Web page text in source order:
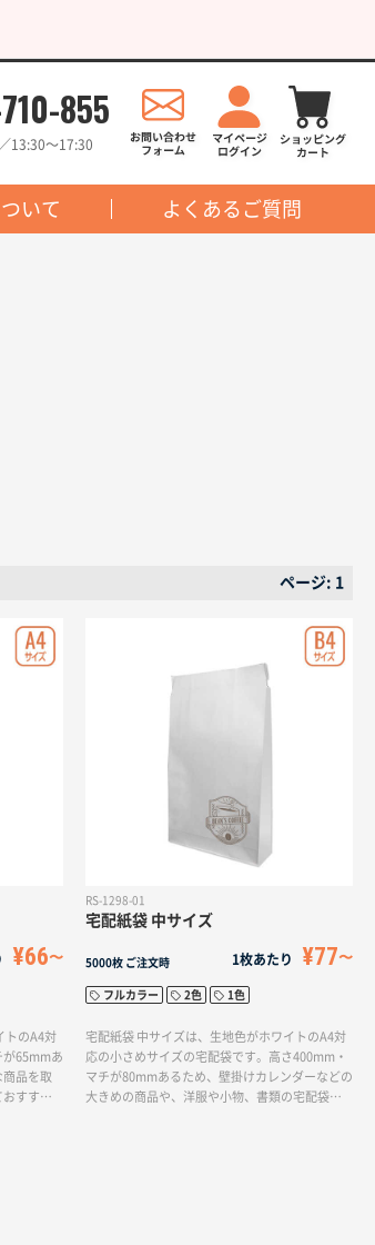
855
13:30〜17:30
いて よくあるご質問
ページ: 1
¥66
トのA4対
が65mmあ
商品を取
おすすめ
RS-1298-01
宅配紙袋 中サイズ
5000枚 ご注文時 1枚あたり ¥77
フルカラー 2色 1色
宅配紙袋 中サイズは、生地色がホワイトのA4対
応の小さめサイズの宅配袋です。高さ400mm・
マチが80mmあるため、壁掛けカレンダーなどの
大きめの商品や、洋服や小物、書類の宅配袋と